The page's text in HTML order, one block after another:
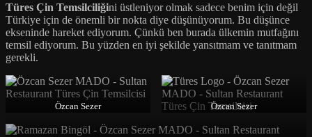
Türes Çin Temsilciliğini üstleniyor olmak sadece benim için değil
Türkiye için de önemli bir nokta diye düşünüyorum. Bu düşünce
ekseninde hareket ediyorum. Çünkü ben burada ülkemin mutfağını
temsil ediyorum. Bu yüzden en iyi şekilde yansıtmam ve tanıtmam
gerekli.
Özcan Sezer Özcan Sezer